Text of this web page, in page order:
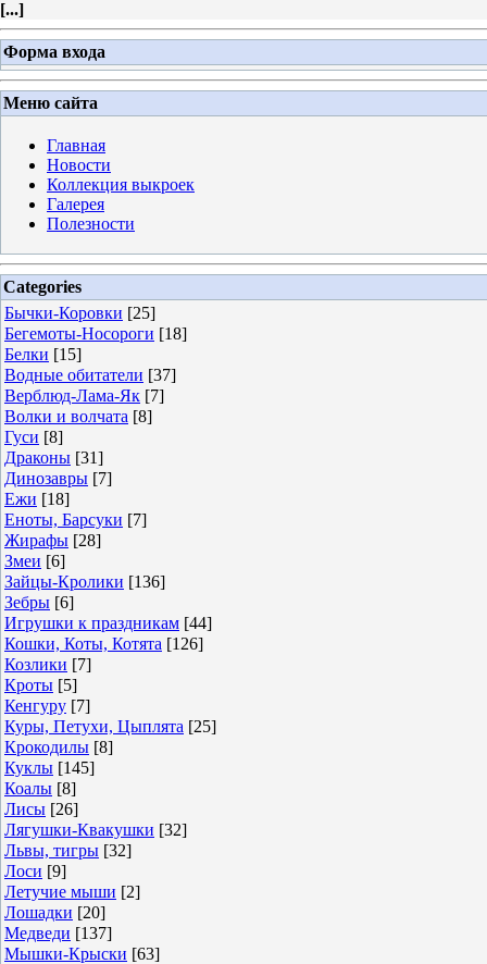
[...]
Форма входа
Меню сайта
Главная
Новости
Коллекция выкроек
Галерея
Полезности
Categories
Бычки-Коровки [25]
Бегемоты-Носороги [18]
Белки [15]
Водные обитатели [37]
Верблюд-Лама-Як [7]
Волки и волчата [8]
Гуси [8]
Драконы [31]
Динозавры [7]
Ежи [18]
Еноты, Барсуки [7]
Жирафы [28]
Змеи [6]
Зайцы-Кролики [136]
Зебры [6]
Игрушки к праздникам [44]
Кошки, Коты, Котята [126]
Козлики [7]
Кроты [5]
Кенгуру [7]
Куры, Петухи, Цыплята [25]
Крокодилы [8]
Куклы [145]
Коалы [8]
Лисы [26]
Лягушки-Квакушки [32]
Львы, тигры [32]
Лоси [9]
Летучие мыши [2]
Лошадки [20]
Медведи [137]
Мышки-Крыски [63]